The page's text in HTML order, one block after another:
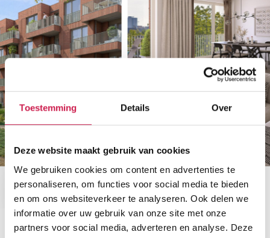
Toestemming Details Over
Deze website maakt gebruik van cookies
We gebruiken cookies om content en advertenties te
personaliseren, om functies voor social media te bieden
en om ons websiteverkeer te analyseren. Ook delen we
informatie over uw gebruik van onze site met onze
partners voor social media, adverteren en analyse. Deze